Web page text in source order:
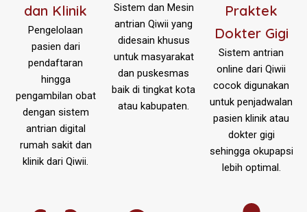
dan Klinik
Pengelolaan
pasien dari
pendaftaran
hingga
pengambilan obat
dengan sistem
antrian digital
rumah sakit dan
klinik dari Qiwii.
Sistem dan Mesin
antrian Qiwii yang
didesain khusus
untuk masyarakat
dan puskesmas
baik di tingkat kota
atau kabupaten.
Praktek
Dokter Gigi
Sistem antrian
online dari Qiwii
cocok digunakan
untuk penjadwalan
pasien klinik atau
dokter gigi
sehingga okupapsi
lebih optimal.